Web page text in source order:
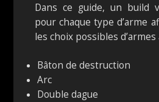
Dans ce guide, un build
pour chaque type d’arme
les choix possibles d’armes
Bâton de destruction
Arc
Double dague